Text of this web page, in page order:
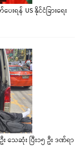
ရန် US နိုင်ငံခြားရေး
သေဆုံး ပြီး၁၅ ဦး ဒဏ်ရာ